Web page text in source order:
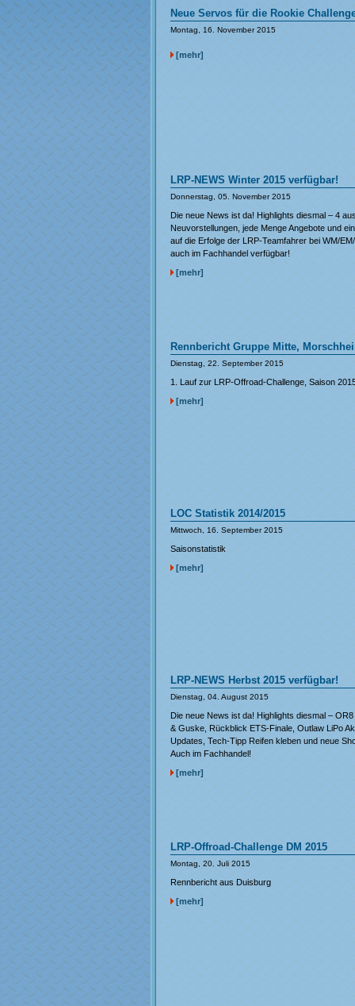
Neue Servos für die Rookie
Montag, 16. November 2015
[mehr]
LRP-NEWS Winter 2015 verfügbar!
Donnerstag, 05. November 2015
Die neue News ist da! Highlights diesmal – 4
Neuvorstellungen, jede Menge Angebote und
auf die Erfolge der LRP-Teamfahrer bei WM/
auch im Fachhandel verfügbar!
[mehr]
Rennbericht Gruppe Mitte,
Dienstag, 22. September 2015
1. Lauf zur LRP-Offroad-Challenge, Saison
[mehr]
LOC Statistik 2014/2015
Mittwoch, 16. September 2015
Saisonstatistik
[mehr]
LRP-NEWS Herbst 2015 verfügbar!
Dienstag, 04. August 2015
Die neue News ist da! Highlights diesmal –
& Guske, Rückblick ETS-Finale, Outlaw LiPo
Updates, Tech-Tipp Reifen kleben und neue
Auch im Fachhandel!
[mehr]
LRP-Offroad-Challenge DM 2015
Montag, 20. Juli 2015
Rennbericht aus Duisburg
[mehr]